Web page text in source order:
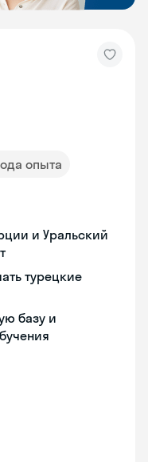
опыта
и Уральский
турецкие
базу и